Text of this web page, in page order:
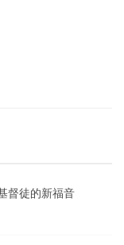
督徒的新福音